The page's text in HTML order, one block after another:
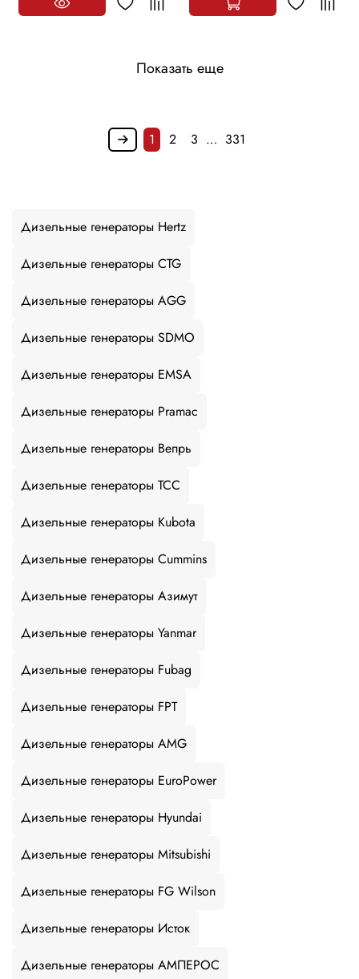
Показать еще
1 2 3 … 331
Дизельные генераторы Hertz
Дизельные генераторы CTG
Дизельные генераторы AGG
Дизельные генераторы SDMO
Дизельные генераторы EMSA
Дизельные генераторы Pramac
Дизельные генераторы Вепрь
Дизельные генераторы ТСС
Дизельные генераторы Kubota
Дизельные генераторы Cummins
Дизельные генераторы Азимут
Дизельные генераторы Yanmar
Дизельные генераторы Fubag
Дизельные генераторы FPT
Дизельные генераторы AMG
Дизельные генераторы EuroPower
Дизельные генераторы Hyundai
Дизельные генераторы Mitsubishi
Дизельные генераторы FG Wilson
Дизельные генераторы Исток
Дизельные генераторы АМПЕРОС